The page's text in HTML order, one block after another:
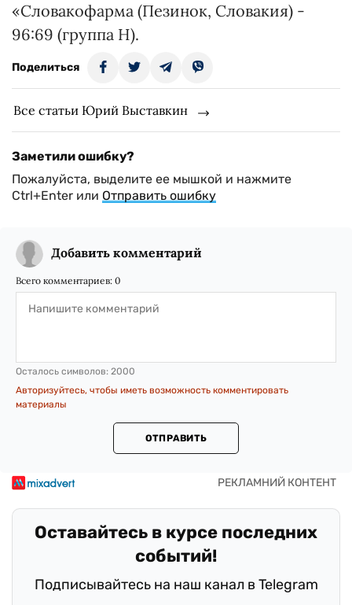
«Словакофарма (Пезинок, Словакия) -
96:69 (группа Н).
Поделиться
Все статьи Юрий Выставкин
Заметили ошибку?
Пожалуйста, выделите ее мышкой и нажмите
Ctrl+Enter или Отправить ошибку
Добавить комментарий
Всего комментариев: 0
Осталось символов: 2000
Авторизуйтесь, чтобы иметь возможность комментировать
материалы
ОТПРАВИТЬ
Оставайтесь в курсе последних
событий!
Подписывайтесь на наш канал в Telegram